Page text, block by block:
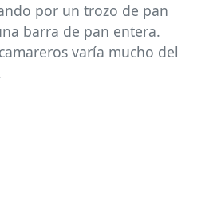
por un trozo de pan
barra de pan entera.
varía mucho del